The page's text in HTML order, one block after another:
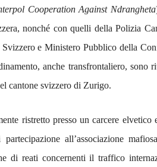
Cooperation Against Ndrangheta
nonché con quelli della Polizia
e Ministero Pubblico della
anche transfrontaliero,
cantone svizzero di Zurigo.
ristretto presso un carcere
all’associazione
di reati concernenti il traffico